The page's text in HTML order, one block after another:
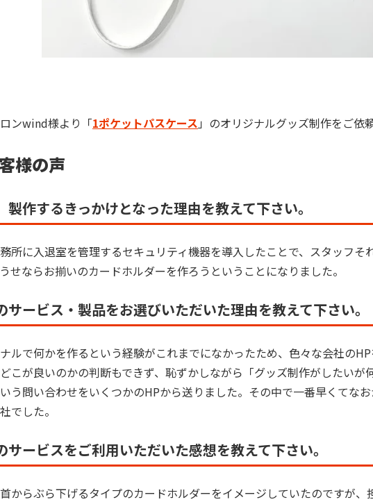
ンwind様より「1ポケットパスケース 」のオリジナルグッズ制作をご依
様の声
製作するきっかけとなった理由を教えて下さい。
所に入退室を管理するセキュリティ機器を導入したことで、スタッフそ
せならお揃いのカードホルダーを作ろうということになりました。
サービス・製品をお選びいただいた理由を教えて下さい。
ルで何かを作るという経験がこれまでになかったため、色々な会社の
こが良いのかの判断もできず、恥ずかしながら「グッズ制作がしたいが
う問い合わせをいくつかのHPから送りました。その中で一番早くてな
でした。
サービスをご利用いただいた感想を教えて下さい。
からぶら下げるタイプのカードホルダーをイメージしていたのですが、